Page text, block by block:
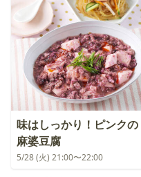
味はしっかり！ピンクの
麻婆豆腐
5/28 (火) 21:00〜22:00